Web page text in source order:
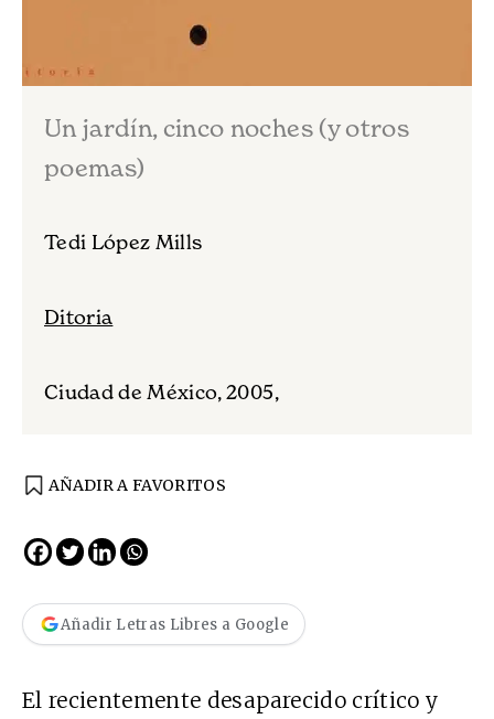
Un jardín, cinco noches (y otros
poemas)
Tedi López Mills
Ditoria
Ciudad de México, 2005,
AÑADIR A FAVORITOS
Añadir Letras Libres a Google
El recientemente desaparecido crítico y